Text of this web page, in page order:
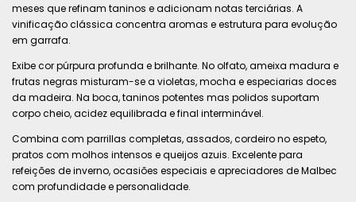
meses que refinam taninos e adicionam notas terciárias. A
vinificação clássica concentra aromas e estrutura para evolução
em garrafa.
Exibe cor púrpura profunda e brilhante. No olfato, ameixa madura e
frutas negras misturam-se a violetas, mocha e especiarias doces
da madeira. Na boca, taninos potentes mas polidos suportam
corpo cheio, acidez equilibrada e final interminável.
Combina com parrillas completas, assados, cordeiro no espeto,
pratos com molhos intensos e queijos azuis. Excelente para
refeições de inverno, ocasiões especiais e apreciadores de Malbec
com profundidade e personalidade.